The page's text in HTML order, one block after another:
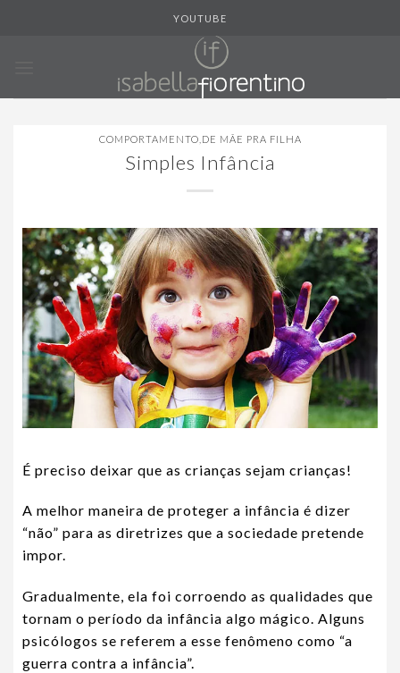
YOUTUBE
COMPORTAMENTO DE MÃE PRA FILHA
Simples Infância
É preciso deixar que as crianças sejam crianças!
A melhor maneira de proteger a infância é dizer
“não” para as diretrizes que a sociedade pretende
impor.
Gradualmente, ela foi corroendo as qualidades que
tornam o período da infância algo mágico. Alguns
psicólogos se referem a esse fenômeno como “a
guerra contra a infância”.